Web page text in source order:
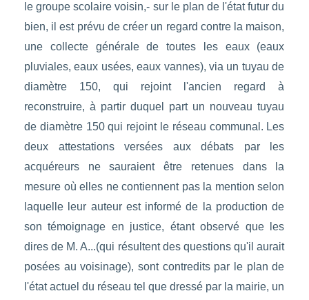
le groupe scolaire voisin,- sur le plan de l'état futur du
bien, il est prévu de créer un regard contre la maison,
une collecte générale de toutes les eaux (eaux
pluviales, eaux usées, eaux vannes), via un tuyau de
diamètre 150, qui rejoint l'ancien regard à
reconstruire, à partir duquel part un nouveau tuyau
de diamètre 150 qui rejoint le réseau communal. Les
deux attestations versées aux débats par les
acquéreurs ne sauraient être retenues dans la
mesure où elles ne contiennent pas la mention selon
laquelle leur auteur est informé de la production de
son témoignage en justice, étant observé que les
dires de M. A...(qui résultent des questions qu'il aurait
posées au voisinage), sont contredits par le plan de
l'état actuel du réseau tel que dressé par la mairie, un